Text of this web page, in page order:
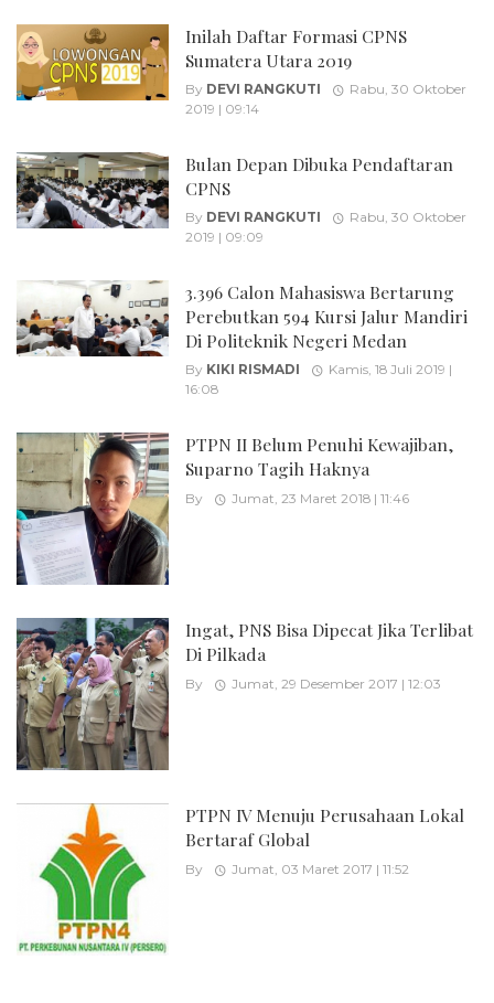
Inilah Daftar Formasi CPNS
Sumatera Utara 2019
By DEVI RANGKUTI
Rabu, 30 Oktober
2019 | 09:14
Bulan Depan Dibuka Pendaftaran
CPNS
By DEVI RANGKUTI
Rabu, 30 Oktober
2019 | 09:09
3.396 Calon Mahasiswa Bertarung
Perebutkan 594 Kursi Jalur Mandiri
Di Politeknik Negeri Medan
By KIKI RISMADI
Kamis, 18 Juli 2019 |
16:08
PTPN II Belum Penuhi Kewajiban,
Suparno Tagih Haknya
By Jumat, 23 Maret 2018 | 11:46
Ingat, PNS Bisa Dipecat Jika Terlibat
Di Pilkada
By Jumat, 29 Desember 2017 | 12:03
PTPN IV Menuju Perusahaan Lokal
Bertaraf Global
By Jumat, 03 Maret 2017 | 11:52